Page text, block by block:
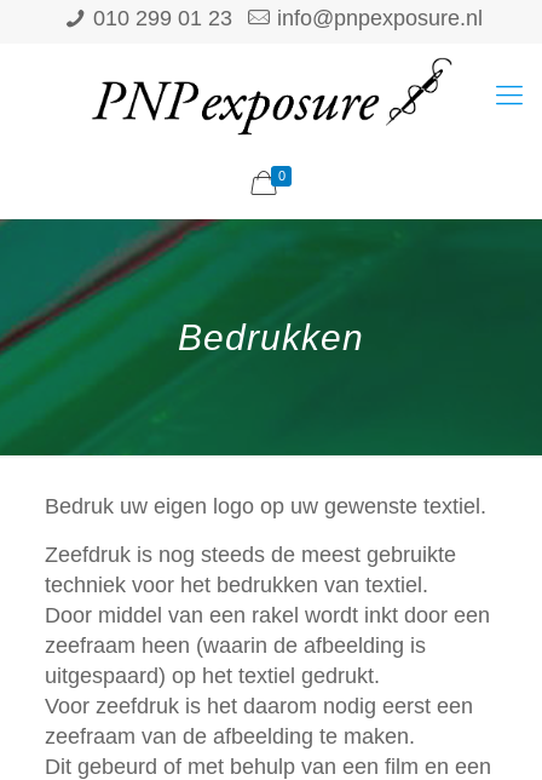
010 299 01 23 info@pnpexposure.nl
0
Bedrukken
Bedruk uw eigen logo op uw gewenste textiel.
Zeefdruk is nog steeds de meest gebruikte
techniek voor het bedrukken van textiel.
Door middel van een rakel wordt inkt door een
zeefraam heen (waarin de afbeelding is
uitgespaard) op het textiel gedrukt.
Voor zeefdruk is het daarom nodig eerst een
zeefraam van de afbeelding te maken.
Dit gebeurd of met behulp van een film en een